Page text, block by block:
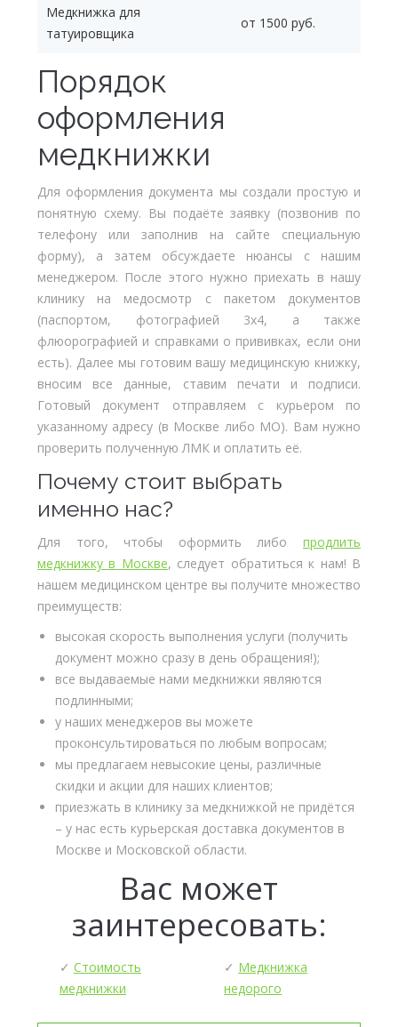
Медкнижка для
татуировщика
от 1500 руб.
Порядок
оформления
медкнижки
Для оформления документа мы создали простую и
понятную схему. Вы подаёте заявку (позвонив по
телефону или заполнив на сайте специальную
форму), а затем обсуждаете нюансы с нашим
менеджером. После этого нужно приехать в нашу
клинику на медосмотр с пакетом документов
(паспортом, фотографией 3х4, а также
флюорографией и справками о прививках, если они
есть). Далее мы готовим вашу медицинскую книжку,
вносим все данные, ставим печати и подписи.
Готовый документ отправляем с курьером по
указанному адресу (в Москве либо МО). Вам нужно
проверить полученную ЛМК и оплатить её.
Почему стоит выбрать
именно нас?
Для того, чтобы оформить либо продлить
медкнижку в Москве, следует обратиться к нам! В
нашем медицинском центре вы получите множество
преимуществ:
высокая скорость выполнения услуги (получить
документ можно сразу в день обращения!);
все выдаваемые нами медкнижки являются
подлинными;
у наших менеджеров вы можете
проконсультироваться по любым вопросам;
мы предлагаем невысокие цены, различные
скидки и акции для наших клиентов;
приезжать в клинику за медкнижкой не придётся
– у нас есть курьерская доставка документов в
Москве и Московской области.
Вас может
заинтересовать:
✓ Стоимость
медкнижки
✓ Медкнижка
недорого